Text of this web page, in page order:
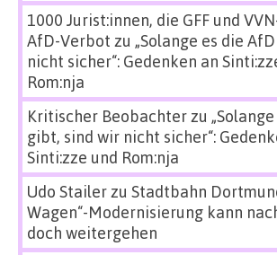
1000 Jurist:innen, die GFF und
AfD-Verbot zu „Solange es die
nicht sicher“: Gedenken an
Rom:nja
Kritischer Beobachterzu
gibt, sind wir nicht sicher“:
Sinti:zze und Rom:nja
Udo Stailerzu Stadtbahn
Wagen“-Modernisierung kann
doch weitergehen